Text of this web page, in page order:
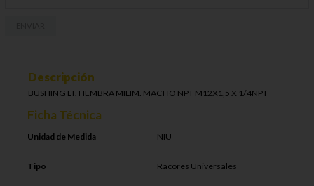
Descripción
BUSHING LT. HEMBRA MILIM. MACHO NPT M12X1,5 X 1/4NPT
Ficha Técnica
Unidad de Medida NIU
Tipo Racores Universales